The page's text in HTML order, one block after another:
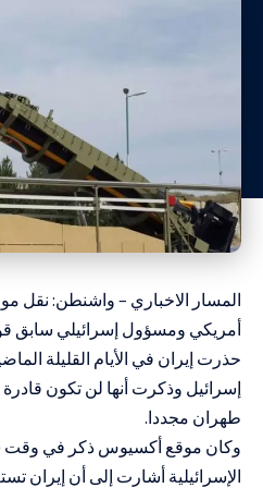
المسار الاخباري – واشنطن:
أمريكي ومسؤول إسرائيلي سابق
حذرت إيران في الأيام القليلة
إسرائيل وذكرت أنها لن تكون
طهران مجددا.
وكان موقع أكسيوس ذكر في وقت
الإسرائيلية أشارت إلى أن إيران